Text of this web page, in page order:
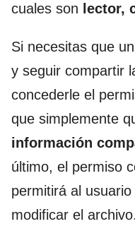
cuales son lector,
Si necesitas que
y seguir compartir
concederle el
que simplemente
información
último, el permiso
permitirá al
modificar el archivo.